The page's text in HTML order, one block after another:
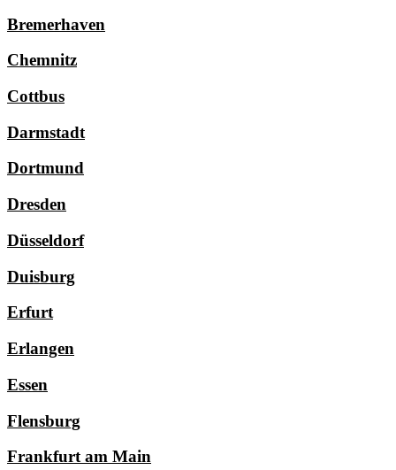
Bremerhaven
Chemnitz
Cottbus
Darmstadt
Dortmund
Dresden
Düsseldorf
Duisburg
Erfurt
Erlangen
Essen
Flensburg
Frankfurt am Main